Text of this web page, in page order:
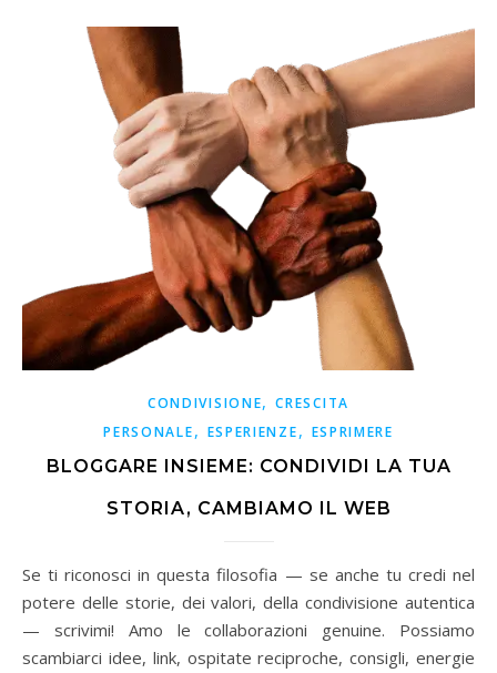
CONDIVISIONE,CRESCITA
PERSONALE, ESPERIENZE, ESPRIMERE
BLOGGARE INSIEME: CONDIVIDI LA TUA
STORIA, CAMBIAMO IL WEB
Se ti riconosci in questa filosofia — se anche tu credi nel
potere delle storie, dei valori, della condivisione autentica
— scrivimi! Amo le collaborazioni genuine. Possiamo
scambiarci idee, link, ospitate reciproche, consigli, energie